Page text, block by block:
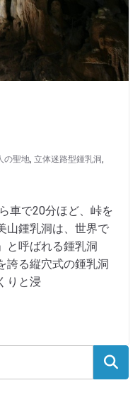
の聖地, 立体迷路型鍾乳洞,
車で20分ほど、峠を
山鍾乳洞は、世界で
と呼ばれる鍾乳洞
誇る縦穴式の鍾乳洞
りと浸